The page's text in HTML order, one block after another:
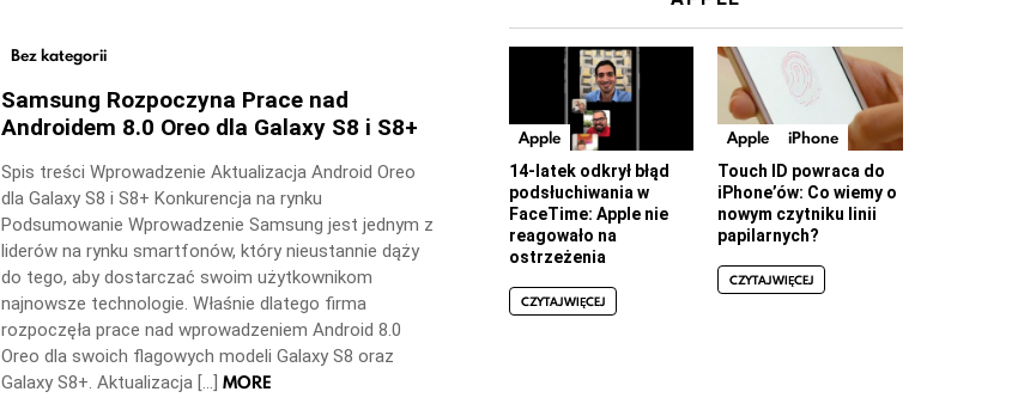
Bez kategorii
Samsung Rozpoczyna Prace nad
Androidem 8.0 Oreo dla Galaxy S8 i S8+
Spis treści Wprowadzenie Aktualizacja Android Oreo
dla Galaxy S8 i S8+ Konkurencja na rynku
Podsumowanie Wprowadzenie Samsung jest jednym z
liderów na rynku smartfonów, który nieustannie dąży
do tego, aby dostarczać swoim użytkownikom
najnowsze technologie. Właśnie dlatego firma
rozpoczęła prace nad wprowadzeniem Android 8.0
Oreo dla swoich flagowych modeli Galaxy S8 oraz
Galaxy S8+. Aktualizacja […] MORE
Apple
14-latek odkrył błąd
podsłuchiwania w
FaceTime: Apple nie
reagowało na
ostrzeżenia
CZYTAJ WIĘCEJ
Apple iPhone
Touch ID powraca do
iPhone’ów: Co wiemy o
nowym czytniku linii
papilarnych?
CZYTAJ WIĘCEJ